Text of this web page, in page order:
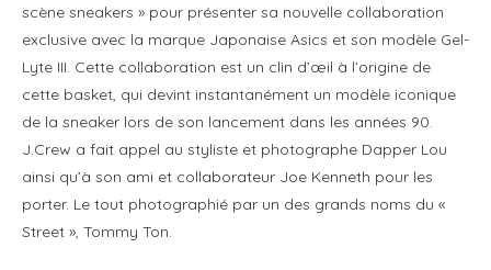
scène sneakers » pour présenter sa nouvelle collaboration
exclusive avec la marque Japonaise Asics et son modèle Gel-
Lyte III. Cette collaboration est un clin d’œil à l’origine de
cette basket, qui devint instantanément un modèle iconique
de la sneaker lors de son lancement dans les années 90.
J.Crew a fait appel au styliste et photographe Dapper Lou
ainsi qu’à son ami et collaborateur Joe Kenneth pour les
porter. Le tout photographié par un des grands noms du «
Street », Tommy Ton.